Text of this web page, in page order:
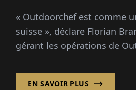
« Outdoorchef est comme
suisse », déclare Florian
gérant les opérations de
Allemagne. « Il combine...
EN SAVOIR PLUS